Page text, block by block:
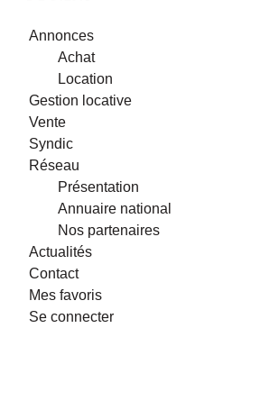
Annonces
Achat
Location
Gestion locative
Vente
Syndic
Réseau
Présentation
Annuaire national
Nos partenaires
Actualités
Contact
Mes favoris
Se connecter